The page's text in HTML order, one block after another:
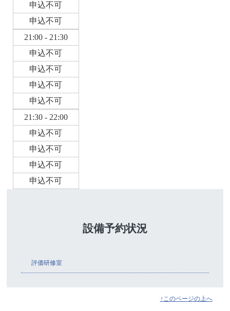
申込不可
申込不可
21:00 - 21:30
申込不可
申込不可
申込不可
申込不可
21:30 - 22:00
申込不可
申込不可
申込不可
申込不可
設備予約状況
評価研修室
↑このページの上へ